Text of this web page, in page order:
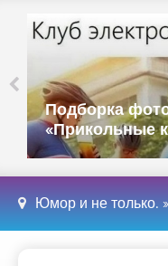
Подборка
«Прикольные
Юмор и не только. »